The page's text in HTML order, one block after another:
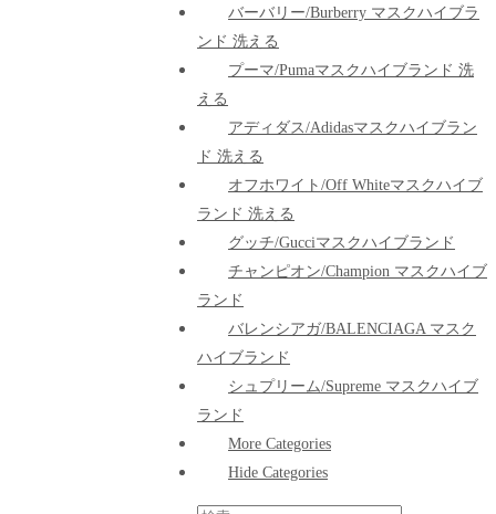
バーバリー/Burberry マスクハイブラ
ンド 洗える
プーマ/pumaマスクハイブランド 洗
える
アディダス/adidasマスクハイブラン
ド 洗える
オフホワイト/Off Whiteマスクハイブ
ランド 洗える
グッチ/Gucciマスクハイブランド
チャンピオン/Champion マスクハイブ
ランド
バレンシアガ/BALENCIAGA マスク
ハイブランド
シュプリーム/Supreme マスクハイブ
ランド
More Categories
Hide Categories